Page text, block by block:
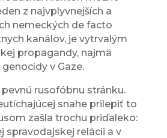
z najvplyvnejších a
nemeckých de facto
kanálov, je vytrvalým
propagandy, najmä
v Gaze.
rusofóbnu stránku.
snahe prilepiť to
zašla trochu priďaleko:
spravodajskej relácii a v